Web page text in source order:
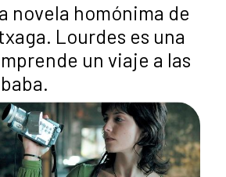
novela homónima de
Lourdes es una
un viaje a las